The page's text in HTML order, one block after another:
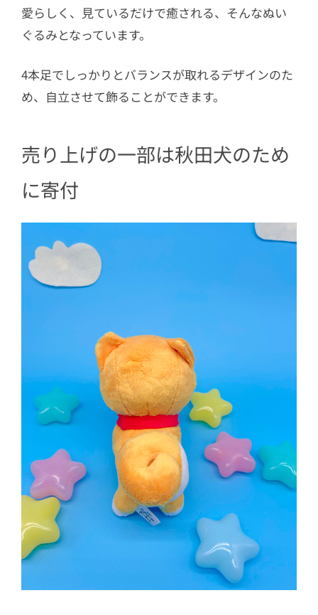
愛らしく、見ているだけで癒される、そんなぬい
ぐるみとなっています。
4本足でしっかりとバランスが取れるデザインのた
め、自立させて飾ることができます。
売り上げの一部は秋田犬のため
に寄付